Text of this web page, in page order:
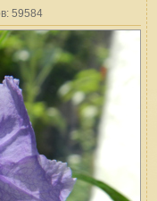
59584